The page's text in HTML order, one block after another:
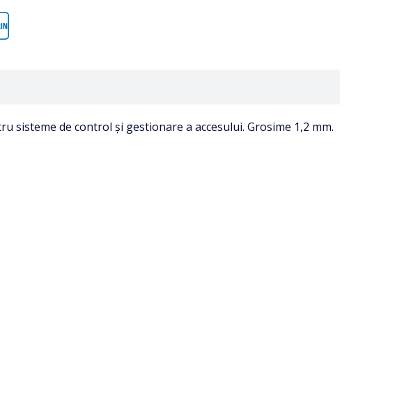
sisteme de control și gestionare a accesului. Grosime 1,2 mm.